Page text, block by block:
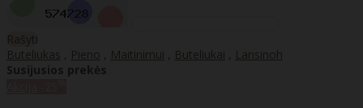
Rašyti
Buteliukas
Pieno Maitinimui Buteliukai
Lansinoh
Susijusios prekės